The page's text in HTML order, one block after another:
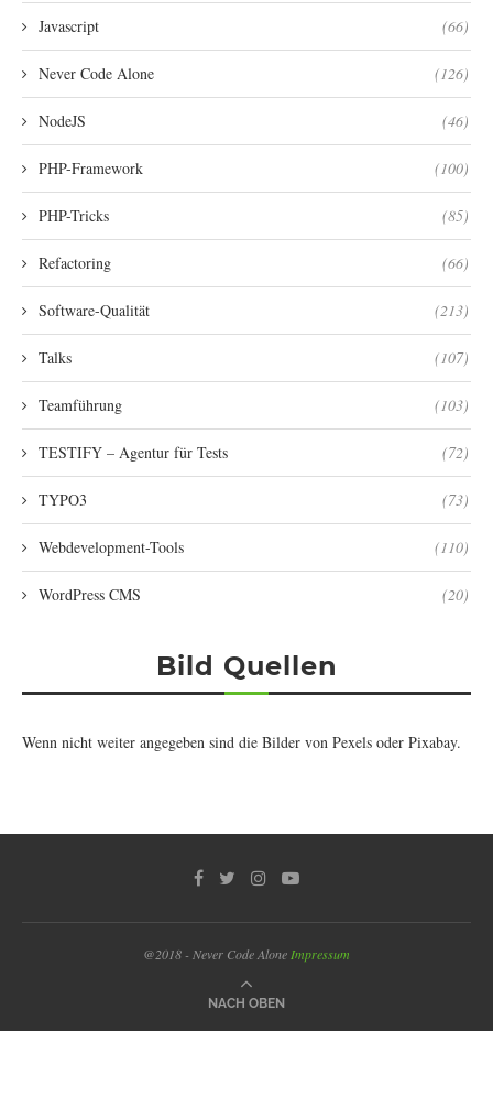
Javascript (66)
Never Code Alone (126)
NodeJS (46)
PHP-Framework (100)
PHP-Tricks (85)
Refactoring (66)
Software-Qualität (213)
Talks (107)
Teamführung (103)
TESTIFY – Agentur für Tests (72)
TYPO3 (73)
Webdevelopment-Tools (110)
WordPress CMS (20)
Bild Quellen
Wenn nicht weiter angegeben sind die Bilder von Pexels oder Pixabay.
@2018 - Never Code Alone Impressum
NACH OBEN